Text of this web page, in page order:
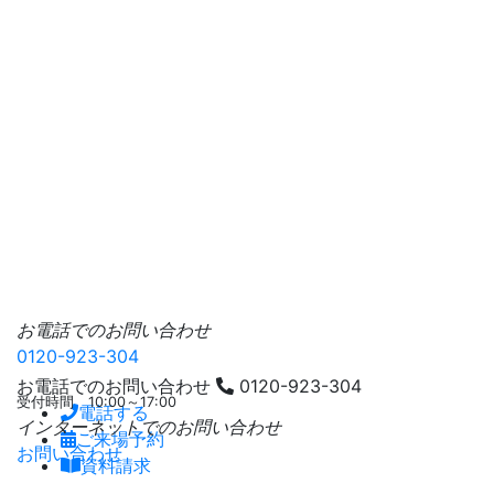
お電話でのお問い合わせ
0120-923-304
受付時間 10:00～17:00
インターネットでのお問い合わせ
お問い合わせ
お電話でのお問い合わせ
0120-923-304
電話する
ご来場予約
資料請求